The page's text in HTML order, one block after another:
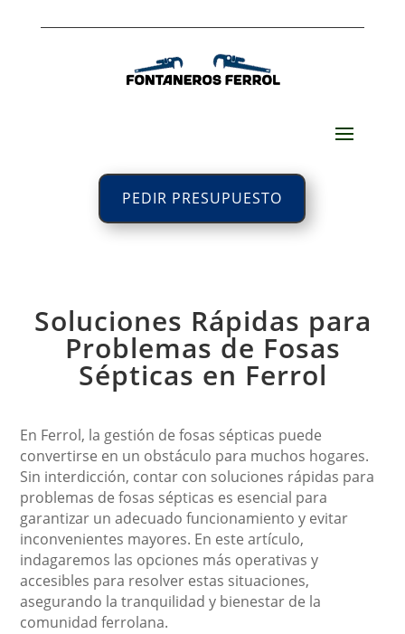
PEDIR PRESUPUESTO
Soluciones Rápidas para
Problemas de Fosas
Sépticas en Ferrol
En Ferrol, la gestión de fosas sépticas puede
convertirse en un obstáculo para muchos hogares.
Sin interdicción, contar con soluciones rápidas para
problemas de fosas sépticas es esencial para
garantizar un adecuado funcionamiento y evitar
inconvenientes mayores. En este artículo,
indagaremos las opciones más operativas y
accesibles para resolver estas situaciones,
asegurando la tranquilidad y bienestar de la
comunidad ferrolana.